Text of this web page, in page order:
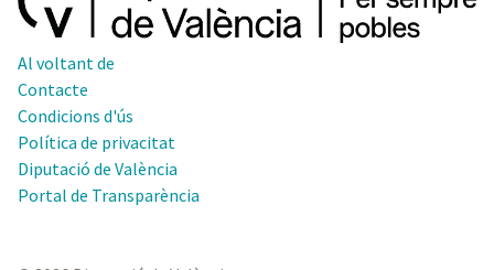
Al voltant de
Contacte
Condicions d'ús
Política de privacitat
Diputació de València
Portal de Transparència